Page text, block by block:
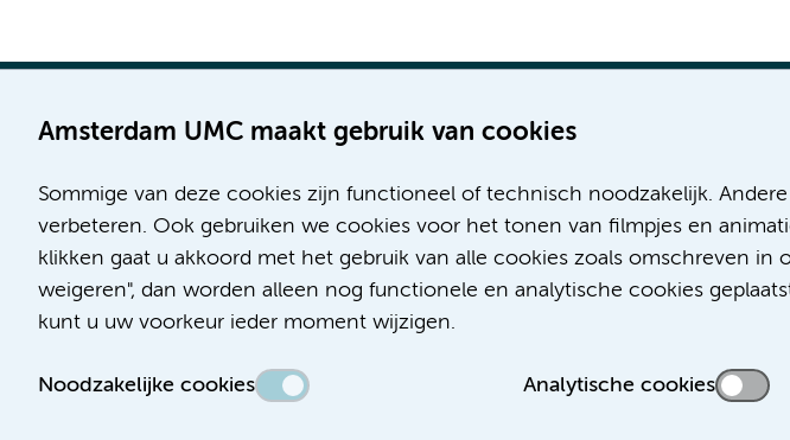
Amsterdam UMC maakt gebruik van cookies
Sommige van deze cookies zijn functioneel of technisch noodzakelijk.
verbeteren. Ook gebruiken we cookies voor het tonen van filmpjes en
klikken gaat u akkoord met het gebruik van alle cookies zoals omschreven in
weigeren", dan worden alleen nog functionele en analytische cookies
kunt u uw voorkeur ieder moment wijzigen.
Noodzakelijke cookies Analytische cookies
Locatie AMC
Meibergdreef 9
1105 AZ Amsterdam
Route & Parkeren
Locatie VUmc
De Boelelaan 1117
1081 HV Amsterdam
(020) 444 4444
Route & Parkeren
Meer Amsterdam UMC
Werken bij Amsterdam UMC
Over Amsterdam UMC
Educatie Locatie AMC